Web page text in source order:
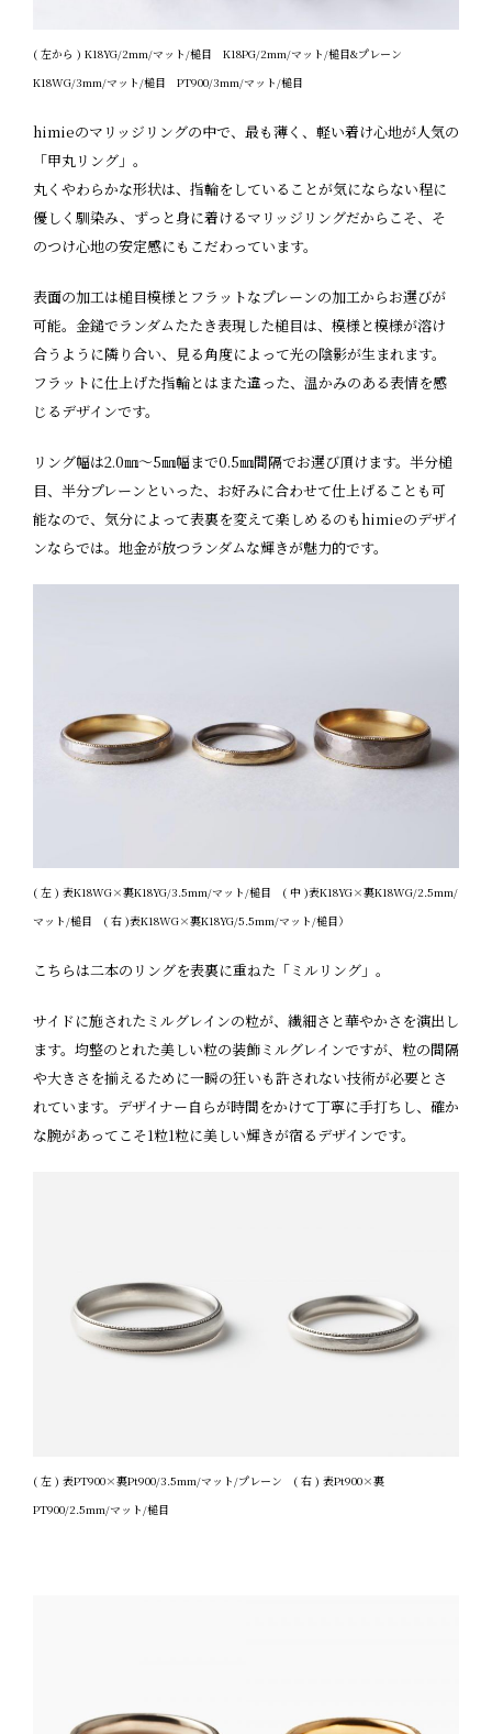
( 左から ) K18YG/2mm/マット/槌目 K18PG/2mm/マット/槌目&プレーン
K18WG/3mm/マット/槌目 PT900/3mm/マット/槌目
himieのマリッジリングの中で、最も薄く、軽い着け心地が人気の
「甲丸リング」。
丸くやわらかな形状は、指輪をしていることが気にならない程に
優しく馴染み、ずっと身に着けるマリッジリングだからこそ、そ
のつけ心地の安定感にもこだわっています。
表面の加工は槌目模様とフラットなプレーンの加工からお選びが
可能。金鎚でランダムたたき表現した槌目は、模様と模様が溶け
合うように隣り合い、見る角度によって光の陰影が生まれます。
フラットに仕上げた指輪とはまた違った、温かみのある表情を感
じるデザインです。
リング幅は2.0㎜〜5㎜幅まで0.5㎜間隔でお選び頂けます。半分槌
目、半分プレーンといった、お好みに合わせて仕上げることも可
能なので、気分によって表裏を変えて楽しめるのもhimieのデザイ
ンならでは。地金が放つランダムな輝きが魅力的です。
( 左 ) 表K18WG×裏K18YG/3.5mm/マット/槌目 ( 中 )表K18YG×裏K18WG/2.5mm/
マット/槌目 ( 右 )表K18WG×裏K18YG/5.5mm/マット/槌目）
こちらは二本のリングを表裏に重ねた「ミルリング」。
サイドに施されたミルグレインの粒が、繊細さと華やかさを演出し
ます。均整のとれた美しい粒の装飾ミルグレインですが、粒の間隔
や大きさを揃えるために一瞬の狂いも許されない技術が必要とさ
れています。デザイナー自らが時間をかけて丁寧に手打ちし、確か
な腕があってこそ1粒1粒に美しい輝きが宿るデザインです。
( 左 ) 表PT900×裏Pt900/3.5mm/マット/プレーン ( 右 ) 表Pt900×裏
PT900/2.5mm/マット/槌目